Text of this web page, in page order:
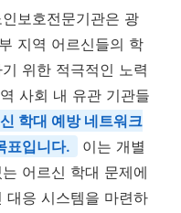
보호전문기관은 광
지역 어르신들의 학
위한 적극적인 노력
사회 내 유관 기관들
학대 예방 네트워크
표입니다.
이는 개별
어르신 학대 문제에
대응 시스템을 마련하